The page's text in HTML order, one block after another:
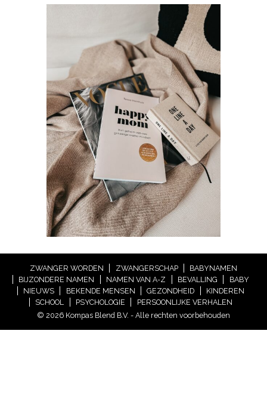
ZWANGER WORDEN ZWANGERSCHAP
BABYNAMEN
BIJZONDERE NAMEN
NAMEN VAN A-Z BEVALLING
BABY
NIEUWS
BEKENDE MENSEN GEZONDHEID
KINDEREN
SCHOOL
PSYCHOLOGIE
PERSOONLIJKE VERHALEN
© 2026 Kompas Blend B.V. - Alle rechten voorbehouden